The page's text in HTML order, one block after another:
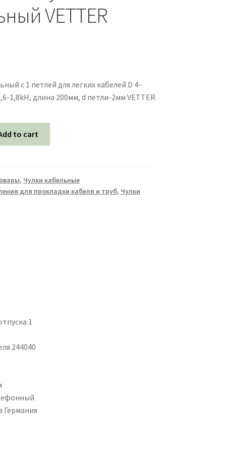
VETTER
с 1 петлей для легких кабелей D 4-
1,8kH, длина 200мм, d петли-2мм VETTER
to cart
, Чулки кабельные
для прокладки кабеля и труб, Чулки
1
244040
Германия